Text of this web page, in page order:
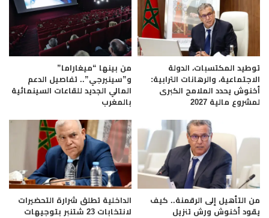
توطيد المكتسبات، الدولة
الاجتماعية، والرهانات الترابية:
أخنوش يحدد الملامح الكبرى
لمشروع مالية 2027
من بينها “ميغاراما”
و”سينيرجي”.. تفاصيل الدعم
المالي الجديد للقاعات السينمائية
بالمغرب
من التأهيل إلى الرقمنة.. كيف
يقود أخنوش ورش تنزيل
الداخلية تطلق شرارة التحضيرات
لانتخابات 23 شتنبر بتوجيهات